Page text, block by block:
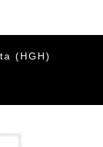
(HGH)